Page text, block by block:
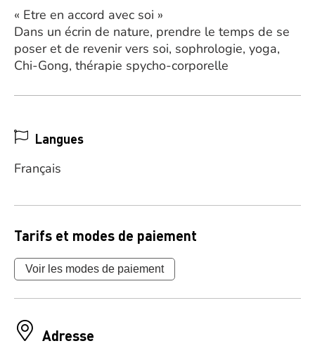
« Etre en accord avec soi »
Dans un écrin de nature, prendre le temps de se
poser et de revenir vers soi, sophrologie, yoga,
Chi-Gong, thérapie spycho-corporelle
Langues
Français
Tarifs et modes de paiement
Voir les modes de paiement
Adresse